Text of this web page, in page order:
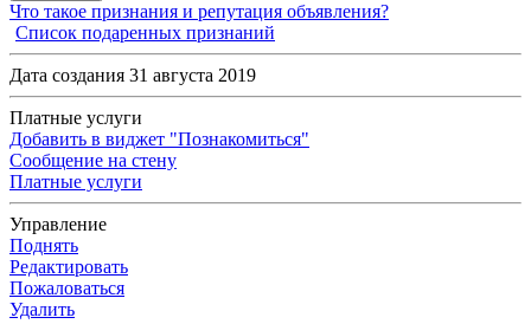
Что такое признания и репутация объявления?
Список подаренных признаний
Дата создания 31 августа 2019
Платные услуги
Добавить в виджет "Познакомиться"
Сообщение на стену
Платные услуги
Управление
Поднять
Редактировать
Пожаловаться
Удалить